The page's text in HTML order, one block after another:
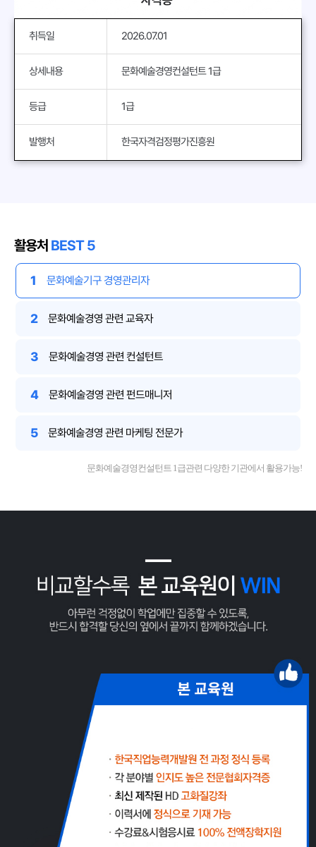
취득일 2026.07.01
상세내용 문화예술경영컨설턴트 1급
등급 1급
발행처 한국자격검정평가진흥원
활용처 BEST 5
1 문화예술기구 경영관리자
2 문화예술경영 관련 교육자
3 문화예술경영 관련 컨설턴트
4 문화예술경영 관련 펀드매니저
5 문화예술경영 관련 마케팅 전문가
문화예술경영컨설턴트 1급관련 다양한 기관에서 활용가능!